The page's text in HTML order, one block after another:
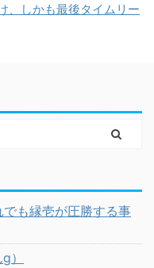
、しかも最後タイムリー
も縁壱が圧勝する事
）